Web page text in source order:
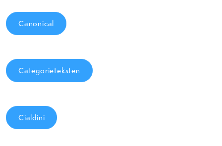
Canonical
Categorieteksten
Cialdini